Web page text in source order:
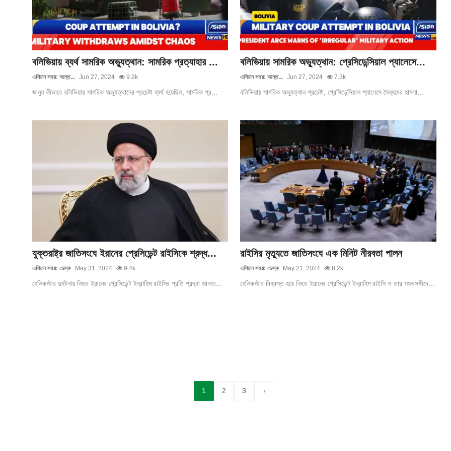
বলিভিয়ায় ব্যর্থ সামরিক অভ্যুত্থান: সামরিক প্রত্যাহার ...
এশিয়ান সময়: আন্ত... Jun 27, 2024 9.2k
জানুন কীভাবে বলিভিয়ায় সামরিক অভ্যুত্থানের প্রচেষ্টা ব্যর্থ হয়েছিল, সামরিক প্র...
বলিভিয়ায় সামরিক অভ্যুত্থান: প্রেসিডেন্সিয়াল প্যালেসে...
এশিয়ান সময়: আন্ত... Jun 27, 2024 7.3k
বলিভিয়ায় সামরিক অভ্যুত্থান প্রচেষ্টা, প্রেসিডেন্সিয়াল প্যালেসে সৈন্যদের হামলা...
যুক্তরাষ্ট্র জাতিসংঘে ইরানের প্রেসিডেন্ট রাইসিকে শ্রদ্ধ...
এশিয়ান সময়: ডেস্ক May 31, 2024 9.4k
হেলিকপ্টার দুর্ঘটনায় নিহত ইরানের প্রেসিডেন্ট ইব্রাহিম রাইসির প্রতি শ্রদ্ধা জানাত...
রাইসির মৃত্যুতে জাতিসংঘে এক মিনিট নীরবতা পালন
এশিয়ান সময়: ডেস্ক May 21, 2024 8.2k
হেলিকপ্টার বিধ্বস্ত হয়ে নিহত ইরানের প্রেসিডেন্ট ইব্রাহিম রাইসি ও তার সফরসঙ্গীদে...
1 2 3 ›